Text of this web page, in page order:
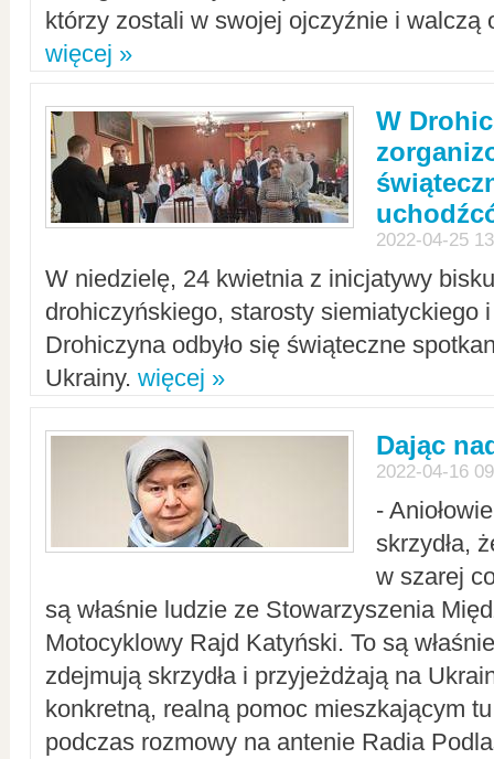
którzy zostali w swojej ojczyźnie i walczą
więcej »
W
2022-04-25
W niedzielę, 24 kwietnia z inicjatywy
drohiczyńskiego, starosty siemiatyckiego
Drohiczyna odbyło się świąteczne
Ukrainy. więcej »
Dając
2022-04-16
-
skrzydła,
w szarej
są właśnie ludzie ze Stowarzyszenia
Motocyklowy Rajd Katyński. To są
zdejmują skrzydła i przyjeżdżają na
konkretną, realną pomoc mieszkającym
podczas rozmowy na antenie Radia